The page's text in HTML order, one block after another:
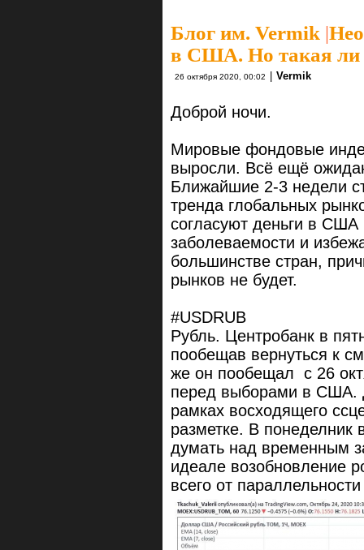
Блог им. Vermik |
в США. Но такая ли
26 октября 2020, 00:02 Vermik
Доброй ночи.
Мировые фондовые
выросли. Всё ещё
Ближайшие 2-3 недели
тренда глобальных
согласуют деньги в США
заболеваемости и
большинстве стран,
рынков не будет.
#USDRUB
Рубль. Центробанк в
пообещав вернуться к
же он пообещал с 26
перед выборами в США.
рамках восходящего
разметке. В понеделник
думать над временным
идеале возобновление
всего от